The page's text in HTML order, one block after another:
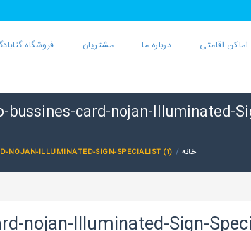
اماکن اقامتی درباره ما مشتریان فروشگاه
bussines-card-nojan-Illuminated-
خانه NOJAN-ILLUMINATED-SIGN-SPECIALIST (1)
nojan-Illuminated-Sign-